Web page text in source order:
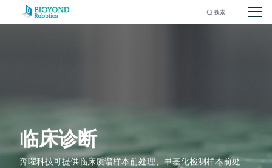
Search
临床诊断
奔曜科技可提供临床质谱样本前处理、甲基化检测样本前处